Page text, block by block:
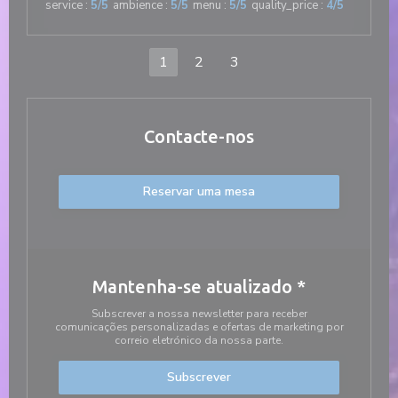
service : 5/5 ambience : 5/5 menu : 5/5 quality_price : 4/5
1 2 3
Contacte-nos
Reservar uma mesa
Mantenha-se atualizado *
Subscrever a nossa newsletter para receber
comunicações personalizadas e ofertas de marketing por
correio eletrónico da nossa parte.
Subscrever